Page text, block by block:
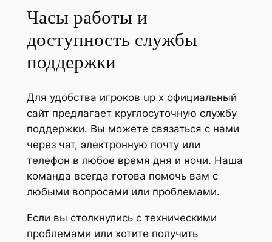
Часы работы и
доступность службы
поддержки
Для удобства игроков up x официальный
сайт предлагает круглосуточную службу
поддержки. Вы можете связаться с нами
через чат, электронную почту или
телефон в любое время дня и ночи. Наша
команда всегда готова помочь вам с
любыми вопросами или проблемами.
Если вы столкнулись с техническими
проблемами или хотите получить